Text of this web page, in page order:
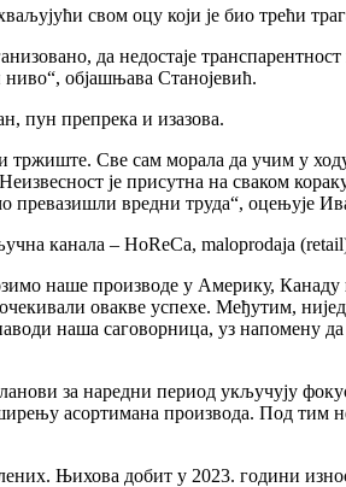
свом оцу који је био трећи
да недостаје
објашњава Станојевић.
пун препрека и изазова.
Све сам морала да учим у
је присутна на сваком
превазишли вредни труда“, оцењује
канала – HoReCa, maloprodaja
наше производе у Америку, Канаду
овакве успехе. Међутим,
наша саговорница, уз напомену
за наредни период укључују
асортимана производа. Под тим
Њихова добит у 2023. години